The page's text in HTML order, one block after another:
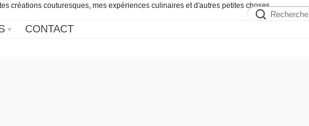
créations couturesques, mes expériences culinaires et d'autres petites choses.............
CONTACT